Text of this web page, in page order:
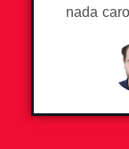
nada